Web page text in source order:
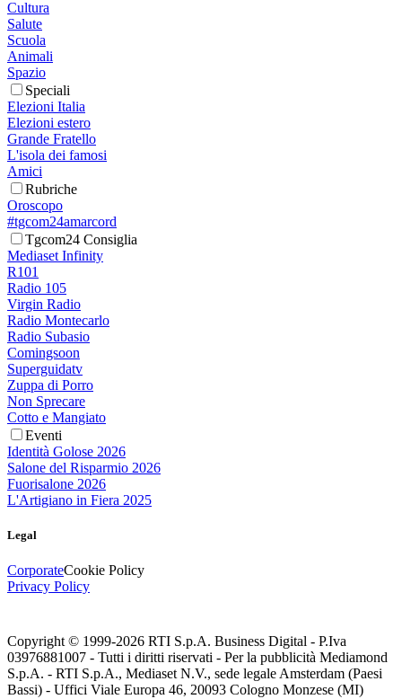
Cultura
Salute
Scuola
Animali
Spazio
Speciali
Elezioni Italia
Elezioni estero
Grande Fratello
L'isola dei famosi
Amici
Rubriche
Oroscopo
#tgcom24amarcord
Tgcom24 Consiglia
Mediaset Infinity
R101
Radio 105
Virgin Radio
Radio Montecarlo
Radio Subasio
Comingsoon
Superguidatv
Zuppa di Porro
Non Sprecare
Cotto e Mangiato
Eventi
Identità Golose 2026
Salone del Risparmio 2026
Fuorisalone 2026
L'Artigiano in Fiera 2025
Legal
CorporateCookie Policy
Privacy Policy
Copyright © 1999-2026 RTI S.p.A. Business Digital - P.Iva
03976881007 - Tutti i diritti riservati - Per la pubblicità Mediamond
S.p.A. - RTI S.p.A., Mediaset N.V., sede legale Amsterdam (Paesi
Bassi) - Uffici Viale Europa 46, 20093 Cologno Monzese (MI)